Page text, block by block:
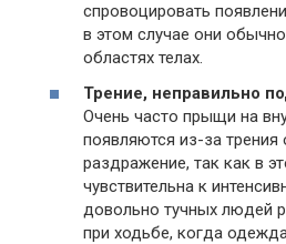
спровоцировать
в этом случае они
областях телах.
Трение, неправильно
Очень часто прыщи на
появляются из-за
раздражение, так как в
чувствительна к
довольно тучных людей
при ходьбе, когда